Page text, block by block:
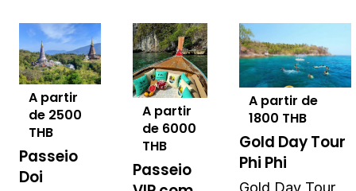
A partir
de 2500
THB
Passeio
Doi
A partir
de 6000
THB
Passeio
A partir de
1800 THB
Gold Day Tour
Phi Phi
Gold Day Tour